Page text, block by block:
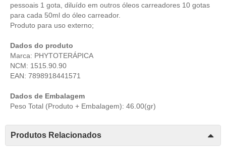
pessoais 1 gota, diluído em outros óleos carreadores 10 gotas
para cada 50ml do óleo carreador.
Produto para uso externo;
Dados do produto
Marca: PHYTOTERÁPICA
NCM: 1515.90.90
EAN: 7898918441571
Dados de Embalagem
Peso Total (Produto + Embalagem): 46.00(gr)
Produtos Relacionados